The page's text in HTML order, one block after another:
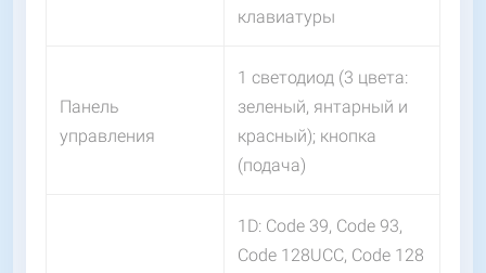
клавиатуры
Панель
управления
1 светодиод (3 цвета:
зеленый, янтарный и
красный); кнопка
(подача)
1D: Code 39, Code 93,
Code 128UCC, Code 128